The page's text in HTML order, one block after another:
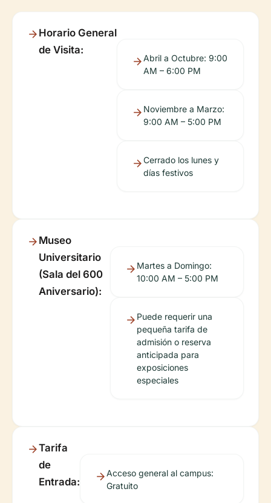
Horario General
de Visita:
Abril a Octubre: 9:00
AM – 6:00 PM
Noviembre a Marzo:
9:00 AM – 5:00 PM
Cerrado los lunes y
días festivos
Museo
Universitario
(Sala del 600
Aniversario):
Martes a Domingo:
10:00 AM – 5:00 PM
Puede requerir una
pequeña tarifa de
admisión o reserva
anticipada para
exposiciones
especiales
Tarifa
de
Entrada:
Acceso general al campus:
Gratuito